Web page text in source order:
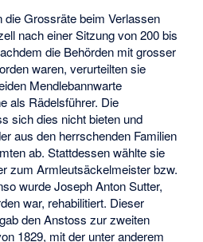
die Grossräte beim Verlassen
nach einer Sitzung von 200 bis
die Behörden mit grosser
waren, verurteilten sie
Mendlebannwarte
als Rädelsführer. Die
sich dies nicht bieten und
aus den herrschenden Familien
ab. Stattdessen wählte sie
zum Armleutsäckelmeister bzw.
wurde Joseph Anton Sutter,
war, rehabilitiert. Dieser
den Anstoss zur zweiten
1829, mit der unter anderem